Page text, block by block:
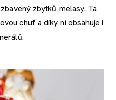
zbytků melasy. Ta
chuť a díky ní obsahuje i